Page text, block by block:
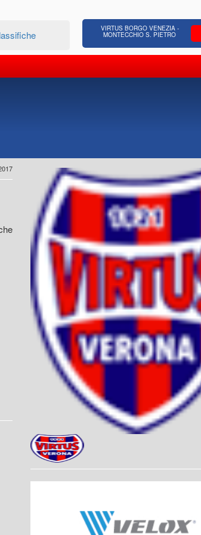
Edilizia Residenziale, Opere pubbliche,
Progettazione Strade, Opere idrauliche, Bonifica
VIRTUS BORGO VENEZIA -
MONTECCHIO S. PIETRO